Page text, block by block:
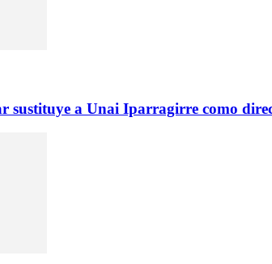
sustituye a Unai Iparragirre como